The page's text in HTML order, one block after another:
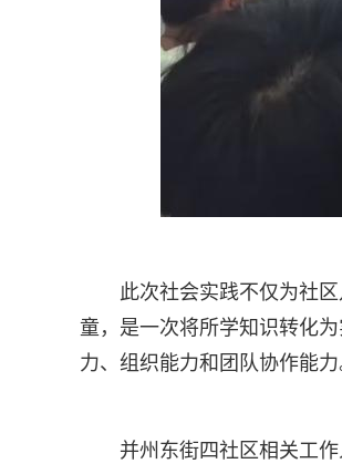
此次社会实践不仅为社
童，是一次将所学知识转化
力、组织能力和团队协作能力
并州东街四社区相关工